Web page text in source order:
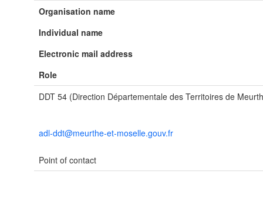
Organisation name
Individual name
Electronic mail address
Role
DDT 54 (Direction Départementale des Territoires de
adl-ddt@meurthe-et-moselle.gouv.fr
Point of contact